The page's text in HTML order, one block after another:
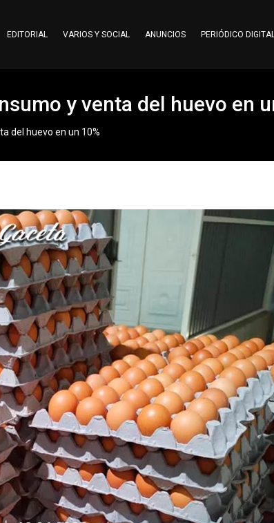
EDITORIAL VARIOS Y SOCIAL ANUNCIOS PERIÓDICO
y venta del huevo en
del huevo en un 10%